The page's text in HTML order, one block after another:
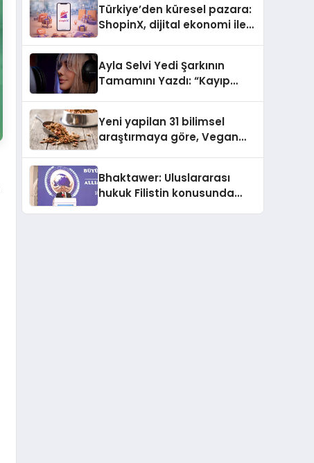
Türkiye’den küresel pazara:
ShopinX, dijital ekonomi ile
Ayla Selvi Yedi Şarkının
Tamamını Yazdı: “Kayıp
Yeni yapilan 31 bilimsel
araştırmaya göre, Vegan
Sindirildiğini Ortaya Koydu
Bhaktawer: Uluslararası
hukuk Filistin konusunda